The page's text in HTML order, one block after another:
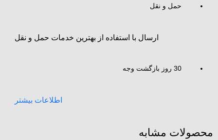
حمل و نقل
ارسال با استفاده از بهترین خدمات حمل و نقل
30 روز بازگشت وجه
اطلاعات بیشتر
محصولات مشابه